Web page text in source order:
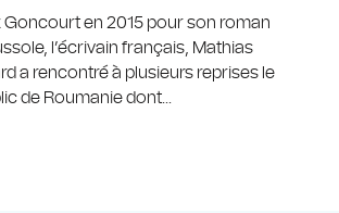
Goncourt en 2015 pour son roman
l’écrivain français, Mathias
a rencontré à plusieurs reprises le
de Roumanie dont...